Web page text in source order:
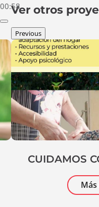
00:58
Previous
CUIDAMOS